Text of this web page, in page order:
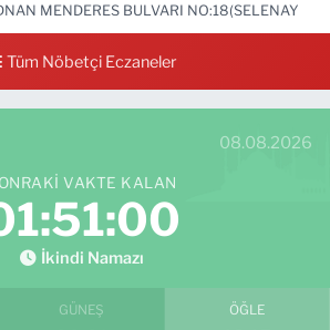
MENDERES BULVARI NO:18(SELENAY
Yol Tarifi Al
Tüm Nöbetçi Eczaneler
08.08.2026
VAKTE KALAN
İkindi Namazı
GÜNEŞ ÖĞLE